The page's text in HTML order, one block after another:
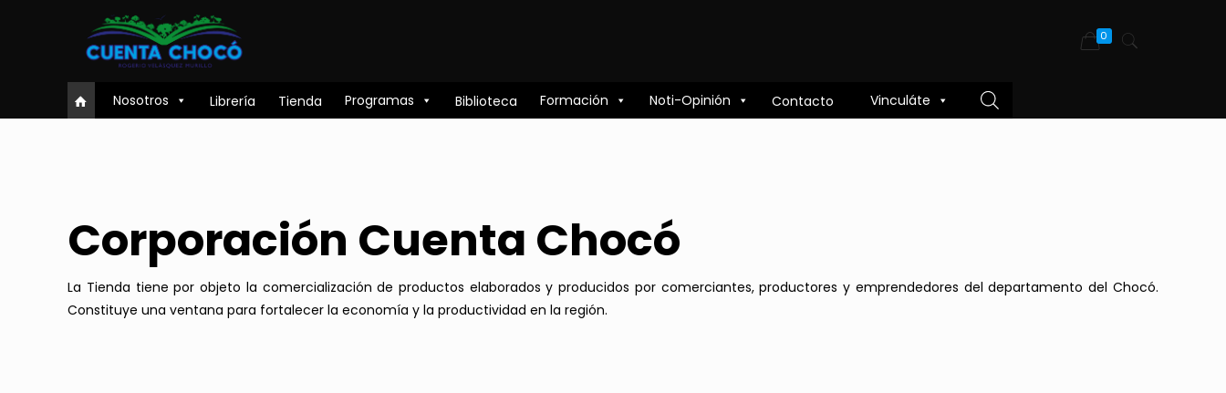
Nosotros Librería Tienda Programas Biblioteca Formación Noti-Opinión Contacto Vinculáte
0
Corporación Cuenta Chocó
La Tienda tiene por objeto la comercialización de productos elaborados y producidos por comerciantes, productores y emprendedores del departamento del Chocó.
Constituye una ventana para fortalecer la economía y la productividad en la región.